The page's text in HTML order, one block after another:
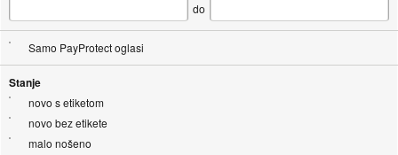
do
Samo PayProtect oglasi
Stanje
novo s etiketom
novo bez etikete
malo nošeno